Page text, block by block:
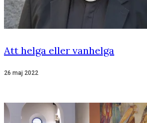
Att helga eller vanhelga
26 maj 2022